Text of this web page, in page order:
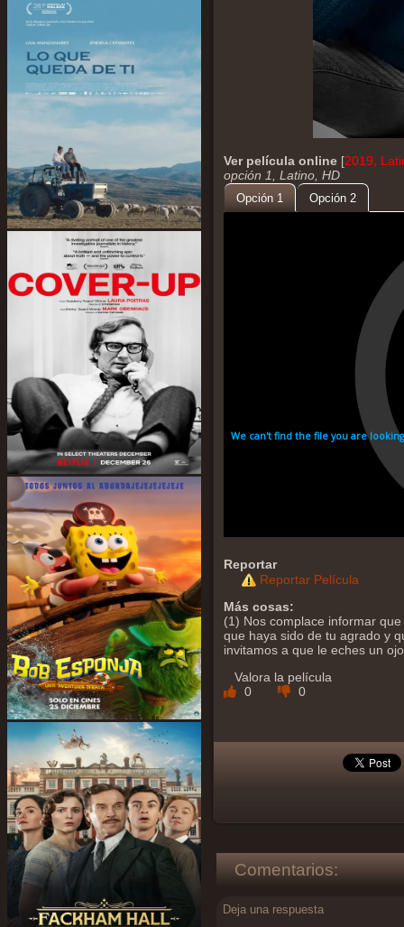
Ver película online [2019,
opción 1, Latino, HD
Opción 1 Opción 2
Reportar
Reportar Película
Más cosas:
(1) Nos complace informar
que haya sido de tu agrado y
invitamos a que le eches un
Valora la película
0
0
Comentarios:
Deja una respuesta